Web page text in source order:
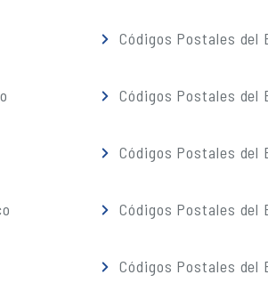
Códigos Postales del
Códigos Postales del
Códigos Postales del
Códigos Postales del
Códigos Postales del